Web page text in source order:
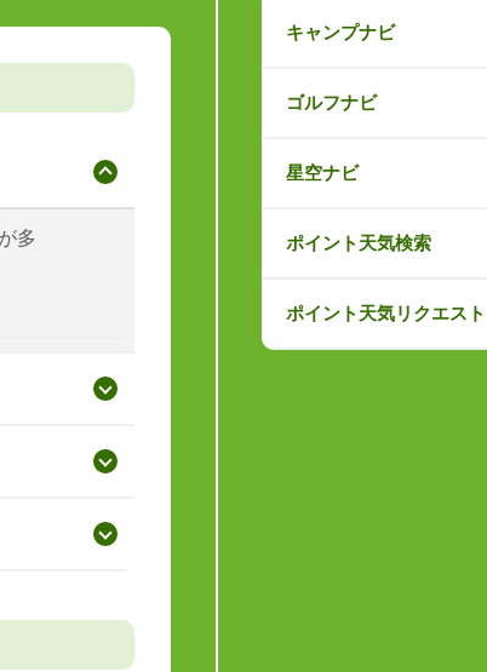
多
キャンプナビ
ゴルフナビ
星空ナビ
ポイント天気検索
ポイント天気リクエスト